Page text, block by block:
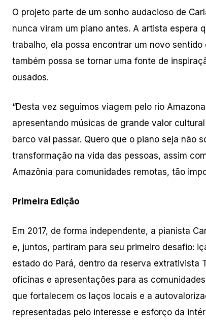
O projeto parte de um sonho audacioso de
nunca viram um piano antes. A artista espera
trabalho, ela possa encontrar um novo
também possa se tornar uma fonte de
ousados.
“Desta vez seguimos viagem pelo rio
apresentando músicas de grande valor
barco vai passar. Quero que o piano seja não
transformação na vida das pessoas, assim
Amazônia para comunidades remotas, tão
Primeira Edição
Em 2017, de forma independente, a pianista
e, juntos, partiram para seu primeiro desafio:
estado do Pará, dentro da reserva extrativista
oficinas e apresentações para as
que fortalecem os laços locais e a
representadas pelo interesse e esforço da